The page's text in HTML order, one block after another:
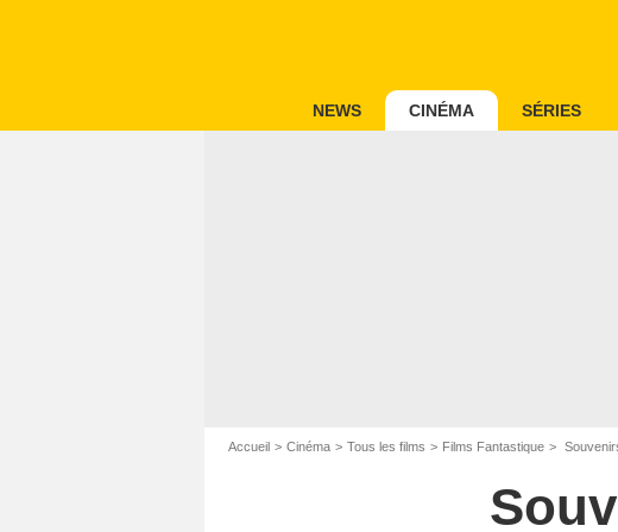
NEWS CINÉMA SÉRIES
Accueil Cinéma Tous les films Films Fantastique